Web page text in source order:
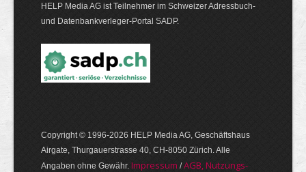
HELP Media AG ist Teilnehmer im Schweizer Adressbuch-
und Datenbankverleger-Portal SADP.
Copyright © 1996-2026 HELP Media AG, Geschäftshaus
Airgate, Thurgauer­strasse 40, CH-8050 Zürich. Alle
Angaben ohne Gewähr. Im­pres­sum /AGB, Nut­zungs­